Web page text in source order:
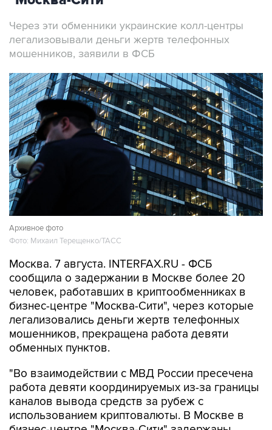
Через эти обменники украинские колл-центры
легализовывали деньги жертв телефонных
мошенников, заявили в ФСБ
Архивное фото
Фото: Михаил Терещенко/ТАСС
Москва. 7 августа. INTERFAX.RU - ФСБ
сообщила о задержании в Москве более 20
человек, работавших в криптообменниках в
бизнес-центре "Москва-Сити", через которые
легализовались деньги жертв телефонных
мошенников, прекращена работа девяти
обменных пунктов.
"Во взаимодействии с МВД России пресечена
работа девяти координируемых из-за границы
каналов вывода средств за рубеж с
использованием криптовалюты. В Москве в